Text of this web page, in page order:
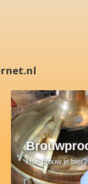
Hoe brouw je bier?